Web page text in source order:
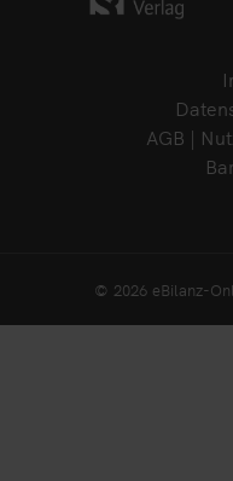
AGB |
© 2026 eBilanz-